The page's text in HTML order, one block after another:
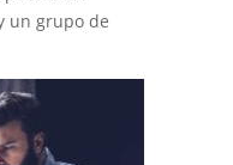
un grupo de